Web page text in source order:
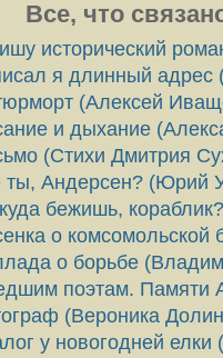
Все, что
исторический
я длинный адрес
(Алексей
и дыхание
(Стихи Дмитрия
ты, Андерсен? (Юрий
бежишь,
о комсомольской
о борьбе
поэтам. Памяти
(Вероника
у новогодней